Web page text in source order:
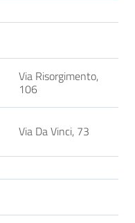
Via Risorgimento,
106
Via Da Vinci, 73